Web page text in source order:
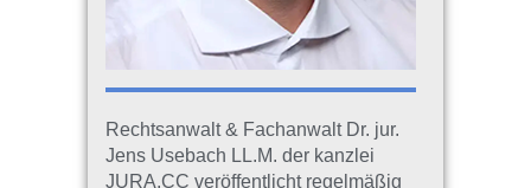
Rechtsanwalt & Fachanwalt Dr. jur.
Jens Usebach LL.M. der kanzlei
JURA.CC veröffentlicht regelmäßig